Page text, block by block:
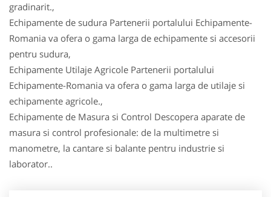
gradinarit.,
Echipamente de sudura Partenerii portalului Echipamente-
Romania va ofera o gama larga de echipamente si accesorii
pentru sudura,
Echipamente Utilaje Agricole Partenerii portalului
Echipamente-Romania va ofera o gama larga de utilaje si
echipamente agricole.,
Echipamente de Masura si Control Descopera aparate de
masura si control profesionale: de la multimetre si
manometre, la cantare si balante pentru industrie si
laborator..